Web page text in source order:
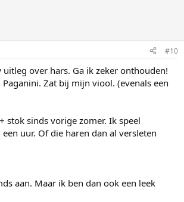
#10
over hars. Ga ik zeker onthouden!
Zat bij mijn viool. (evenals een
stok sinds vorige zomer. Ik speel
uur. Of die haren dan al versleten
aan. Maar ik ben dan ook een leek